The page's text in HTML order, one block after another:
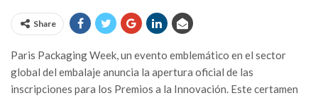
Share
Paris Packaging Week, un evento emblemático en el sector
global del embalaje anuncia la apertura oficial de las
inscripciones para los Premios a la Innovación. Este certamen